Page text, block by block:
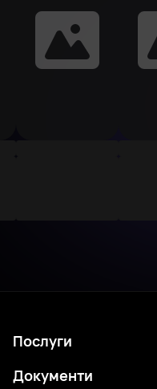
Послуги
Розклад
Документи